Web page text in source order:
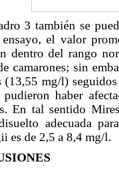
3 también se
el valor
dentro del rango
camarones; sin
(13,55 mg/l)
haber
En tal sentido
adecuada
es de 2,5 a 8,4 mg/l.